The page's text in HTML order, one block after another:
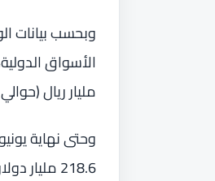
مليار ريال (حوالي 13 مليار دولار) من الاحتياطيات.
218.6 مليار دولار)، من 678 مليار ريال (180.8 مليار دولار) في نهاية 2019.